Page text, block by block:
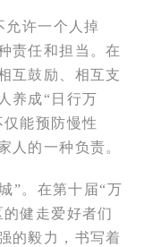
允许一个人掉
责任和担当。在
互鼓励、相互支
养成“日行万
能预防慢性
人的一种负责。
”。在第十届“万
健走爱好者们
的毅力，书写着